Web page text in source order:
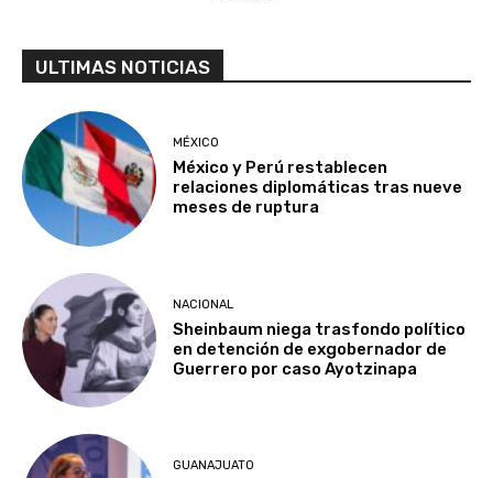
ULTIMAS NOTICIAS
MÉXICO
México y Perú restablecen
relaciones diplomáticas tras nueve
meses de ruptura
NACIONAL
Sheinbaum niega trasfondo político
en detención de exgobernador de
Guerrero por caso Ayotzinapa
GUANAJUATO